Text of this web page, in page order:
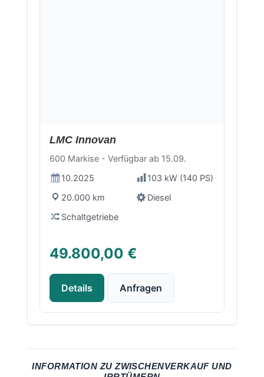
LMC Innovan
600 Markise - Verfügbar ab 15.09.
10.2025
103 kW (140 PS)
20.000 km
Diesel
Schaltgetriebe
49.800,00 €
Details Anfragen
INFORMATION ZU ZWISCHENVERKAUF UND